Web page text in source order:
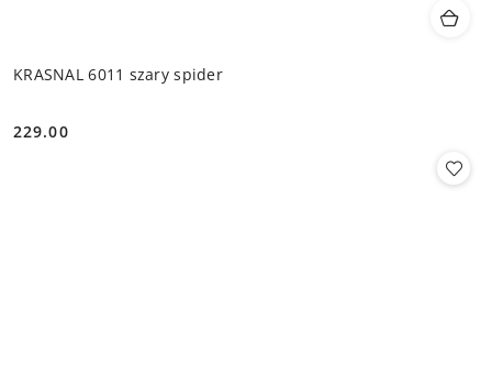
KRASNAL 6011 szary spider
Cena:
229.00